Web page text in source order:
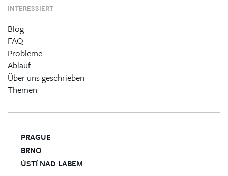
INTERESSIERT
Blog
FAQ
Probleme
Ablauf
Über uns geschrieben
Themen
PRAGUE
BRNO
ÚSTÍ NAD LABEM